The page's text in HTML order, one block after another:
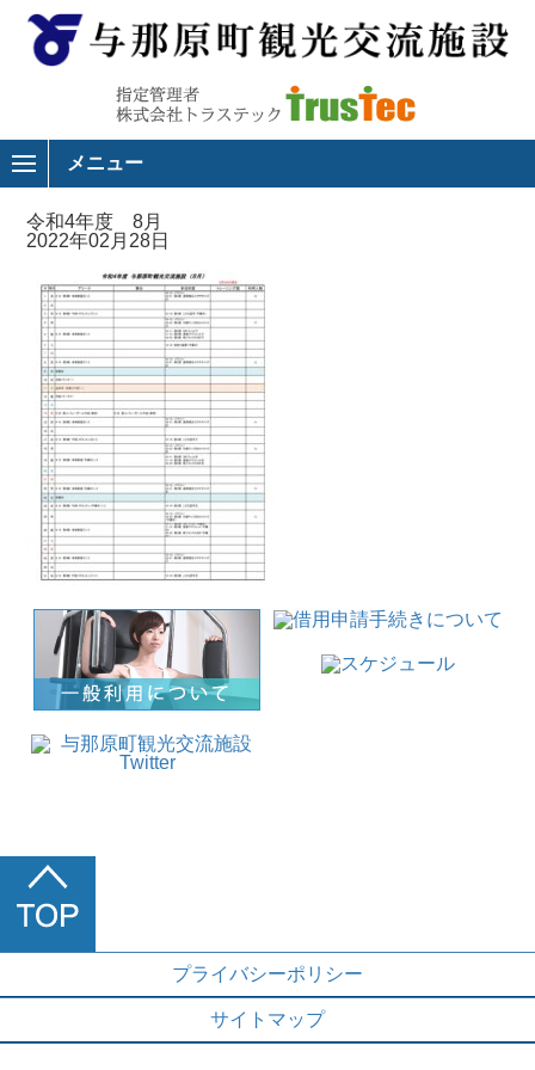
メニュー
令和4年度 8月
2022年02月28日
プライバシーポリシー
サイトマップ